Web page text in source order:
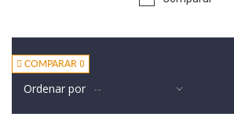
COMPARAR 0
Ordenar por